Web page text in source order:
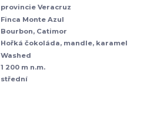
provincie Veracruz
Finca Monte Azul
Bourbon, Catimor
Hořká čokoláda, mandle, karamel
Washed
1 200 m n.m.
střední